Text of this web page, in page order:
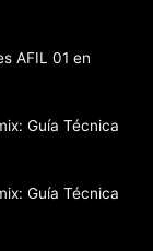
AFIL 01 en
Guía Técnica
Guía Técnica